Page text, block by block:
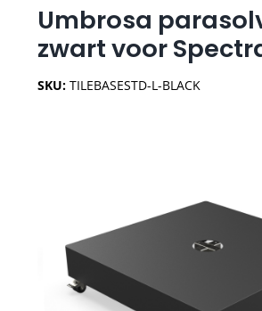
Umbrosa
zwart voor
SKU:TILEBASESTD-L-BLACK